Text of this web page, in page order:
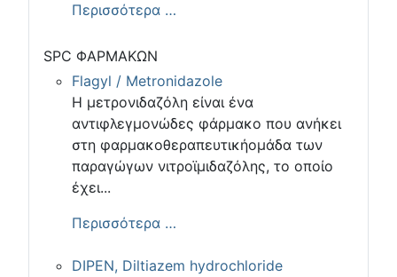
Περισσότερα …
SPC ΦΑΡΜΑΚΩΝ
Flagyl / Metronidazole
Η μετρονιδαζόλη είναι ένα
αντιφλεγμονώδες φάρμακο που ανήκει
στη φαρμακοθεραπευτικήομάδα των
παραγώγων νιτροϊμιδαζόλης, το οποίο
έχει...
Περισσότερα …
DIPEN, Diltiazem hydrochloride